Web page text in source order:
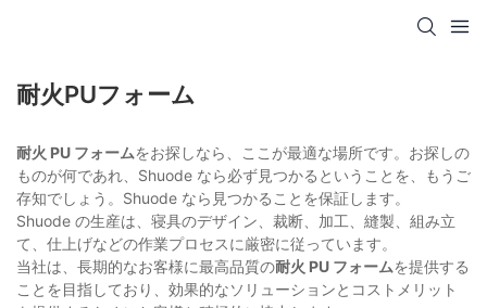
耐火PUフォーム
耐火 PU フォームをお探しなら、ここが最適な場所です。お探しの
ものが何であれ、Shuode なら必ず見つかるということを、もうご
存知でしょう。Shuode なら見つかることを保証します。
Shuode の生産は、寝具のデザイン、裁断、加工、縫製、組み立
て、仕上げなどの作業プロセスに厳密に従っています。
当社は、長期的なお客様に最高品質の耐火 PU フォームを提供する
ことを目指しており、効果的なソリューションとコストメリット